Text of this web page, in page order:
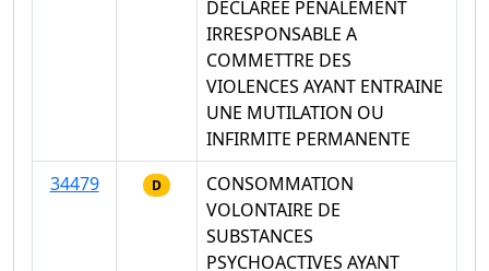
DECLAREE PENALEMENT
IRRESPONSABLE A
COMMETTRE DES
VIOLENCES AYANT ENTRAINE
UNE MUTILATION OU
INFIRMITE PERMANENTE
34479
D
CONSOMMATION
VOLONTAIRE DE
SUBSTANCES
PSYCHOACTIVES AYANT